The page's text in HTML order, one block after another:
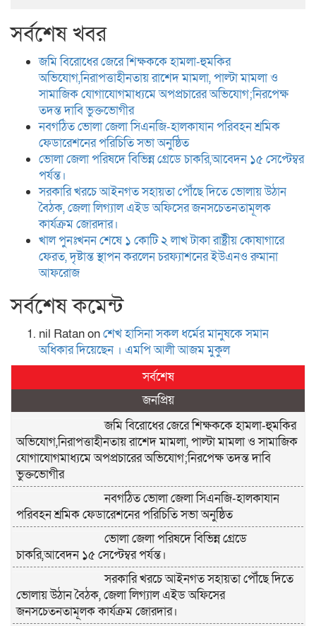
সর্বশেষ খবর
জমি বিরোধের জেরে শিক্ষককে হামলা-হুমকির
অভিযোগ,নিরাপত্তাহীনতায় রাশেদ মামলা, পাল্টা মামলা ও
সামাজিক যোগাযোগমাধ্যমে অপপ্রচারের অভিযোগ;নিরপেক্ষ
তদন্ত দাবি ভুক্তভোগীর
নবগঠিত ভোলা জেলা সিএনজি-হালকাযান পরিবহন শ্রমিক
ফেডারেশনের পরিচিতি সভা অনুষ্ঠিত
ভোলা জেলা পরিষদে বিভিন্ন গ্রেডে চাকরি,আবেদন ১৫ সেপ্টেম্বর
পর্যন্ত।
সরকারি খরচে আইনগত সহায়তা পৌঁছে দিতে ভোলায় উঠান
বৈঠক, জেলা লিগ্যাল এইড অফিসের জনসচেতনতামূলক
কার্যক্রম জোরদার।
খাল পুনঃখনন শেষে ১ কোটি ২ লাখ টাকা রাষ্ট্রীয় কোষাগারে
ফেরত, দৃষ্টান্ত স্থাপন করলেন চরফ্যাশনের ইউএনও রুমানা
আফরোজ
সর্বশেষ কমেন্ট
nil Ratanonশেখ হা‌সিনা সকল ধ‌র্মের মানু‌ষকে সমান
অ‌ধিকার দি‌য়ে‌ছেন । এম‌পি আলী আজম মুকুল
সর্বশেষ
জনপ্রিয়
জমি বিরোধের জেরে শিক্ষককে হামলা-হুমকির
অভিযোগ,নিরাপত্তাহীনতায় রাশেদ মামলা, পাল্টা মামলা ও সামাজিক
যোগাযোগমাধ্যমে অপপ্রচারের অভিযোগ;নিরপেক্ষ তদন্ত দাবি
ভুক্তভোগীর
নবগঠিত ভোলা জেলা সিএনজি-হালকাযান
পরিবহন শ্রমিক ফেডারেশনের পরিচিতি সভা অনুষ্ঠিত
ভোলা জেলা পরিষদে বিভিন্ন গ্রেডে
চাকরি,আবেদন ১৫ সেপ্টেম্বর পর্যন্ত।
সরকারি খরচে আইনগত সহায়তা পৌঁছে দিতে
ভোলায় উঠান বৈঠক, জেলা লিগ্যাল এইড অফিসের
জনসচেতনতামূলক কার্যক্রম জোরদার।